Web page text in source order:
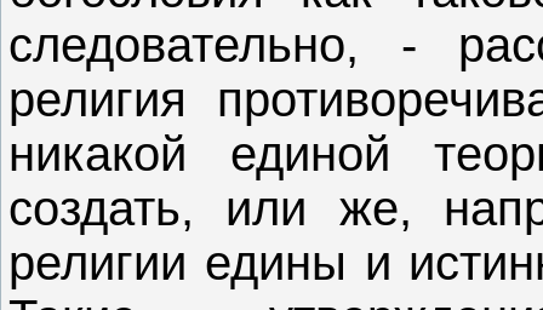
следовательно, -
религия
никакой единой
создать, или же,
религии едины и